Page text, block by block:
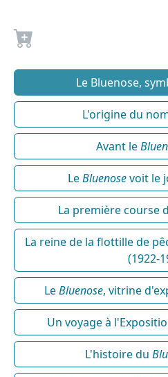
Le Bluenose,
L'origine du
Avant le
LeBluenosevoit le
La première course
La reine de la flottille de
(1922-
LeBluenose, vitrine
Un voyage à
L'histoire du